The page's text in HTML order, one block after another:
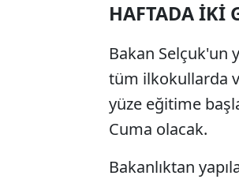
HAFTADA İKİ
Bakan Selçuk'un
tüm ilkokullarda
yüze eğitime
Cuma olacak.
Bakanlıktan